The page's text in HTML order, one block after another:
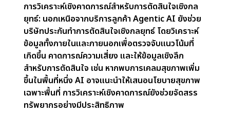
เคลมแบบเดิมต้องใช้เวลานานและทำด้วยมือ Agentic
AI ช่วยให้กระบวนการเคลมทั้งหมดเป็นอัตโนมัติ ตั้งแต่
การยืนยันข้อมูล ประเมินความเสียหาย ตรวจสอบความ
สอดคล้อง จนถึงการอนุมัติการจ่ายเงิน เช่น ตรวจสอบ
รูปความเสียหายรถยนต์ เปรียบเทียบราคาซ่อม และ
ตรวจสอบรายงานอุบัติเหตุ ลดเวลาและเพิ่มความพึง
พอใจของลูกค้า